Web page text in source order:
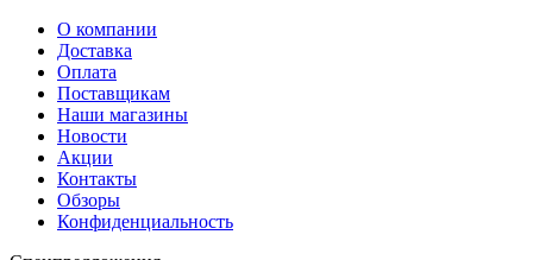
О компании
Доставка
Оплата
Поставщикам
Наши магазины
Новости
Акции
Контакты
Обзоры
Конфиденциальность